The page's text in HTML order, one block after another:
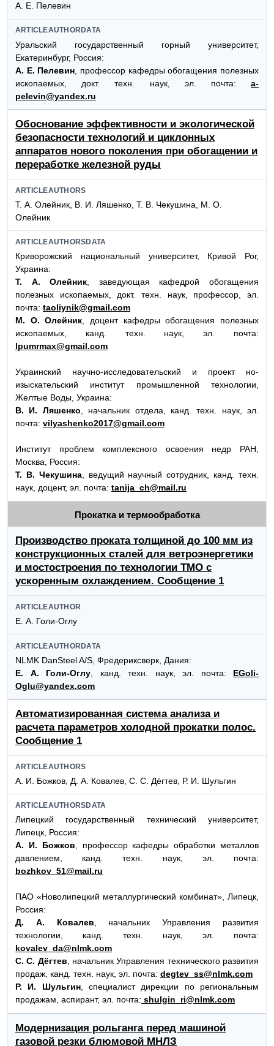
А. Е. Пелевин
ARTICLEAUTHORDATA
Уральский государственный горный университет,
Екатеринбург, Россия:
А. Е. Пелевин , профессор кафедры обогащения полезных
ископаемых, докт. техн. наук, эл. почта: a-
pelevin@yandex.ru
Обоснование эффективности и экологической
безопасности технологий и циклонных
аппаратов нового поколения при обогащении и
переработке железной руды
ARTICLEAUTHORS
Т. А. Олейник, В. И. Ляшенко, Т. В. Чекушина, М. О.
Олейник
ARTICLEAUTHORSDATA
Криворожский национальный университет, Кривой Рог,
Украина:
Т. А. Олейник, заведующая кафедрой обогащения
полезных ископаемых, докт. техн. наук, профессор, эл.
почта: taoliynik@gmail.com
М. О. Олейник, доцент кафедры обогащения полезных
ископаемых, канд. техн. наук, эл. почта:
lpumrmax@gmail.com
Украинский научно-исследовательский и проект но-
изыскательский институт промышленной технологии,
Желтые Воды, Украина:
В. И. Ляшенко, начальник отдела, канд. техн. наук, эл.
почта: vilyashenko2017@gmail.com
Институт проблем комплексного освоения недр РАН,
Москва, Россия:
Т. В. Чекушина, ведущий научный сотрудник, канд. техн.
наук, доцент, эл. почта: tanija_ch@mail.ru
Прокатка и термообработка
Производство проката толщиной до 100 мм из
конструкционных сталей для ветроэнергетики
и мостостроения по технологии ТМО с
ускоренным охлаждением. Сообщение 1
ARTICLEAUTHOR
Е. А. Голи-Оглу
ARTICLEAUTHORDATA
NLMK DanSteel A/S, Фредериксверк, Дания:
Е. А. Голи-Оглу , канд. техн. наук, эл. почта: EGoli-
Oglu@yandex.com
Автоматизированная система анализа и
расчета параметров холодной прокатки полос.
Сообщение 1
ARTICLEAUTHORS
А. И. Божков, Д. А. Ковалев, С. С. Дёгтев, Р. И. Шульгин
ARTICLEAUTHORSDATA
Липецкий государственный технический университет,
Липецк, Россия:
А. И. Божков, профессор кафедры обработки металлов
давлением, канд. техн. наук, эл. почта:
bozhkov_51@mail.ru
ПАО «Новолипецкий металлургический комбинат», Липецк,
Россия:
Д. А. Ковалев, начальник Управления развития
технологии, канд. техн. наук, эл. почта:
kovalev_da@nlmk.com
С. С. Дёгтев, начальник Управления технического развития
продаж, канд. техн. наук, эл. почта: degtev_ss@nlmk.com
Р. И. Шульгин, специалист дирекции по региональным
продажам, аспирант, эл. почта: shulgin_ri@nlmk.com
Модернизация рольганга перед машиной
газовой резки блюмовой МНЛЗ